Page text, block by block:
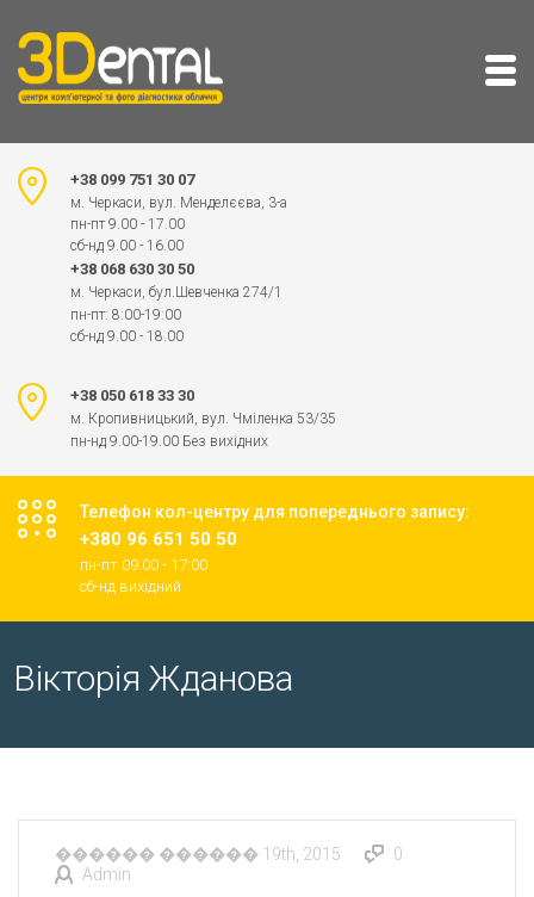
+38 099 751 30 07
м. Черкаси, вул. Менделєєва, 3-а
пн-пт 9.00 - 17.00
сб-нд 9.00 - 16.00
+38 068 630 30 50
м. Черкаси, бул.Шевченка 274/1
пн-пт: 8:00-19:00
сб-нд 9.00 - 18.00
+38 050 618 33 30
м. Кропивницький, вул. Чміленка 53/35
пн-нд 9.00-19.00 Без вихідних
Телефон кол-центру для попереднього запису:
+380 96 651 50 50
пн-пт 09:00 - 17:00
cб-нд вихідний
Вікторія Жданова
������ ������ 19th, 2015
0
Admin